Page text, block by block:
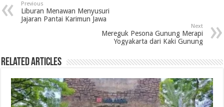
Previous
Liburan Menawan Menyusuri
Jajaran Pantai Karimun Jawa
Next
Mereguk Pesona Gunung Merapi
Yogyakarta dari Kaki Gunung
Related Articles